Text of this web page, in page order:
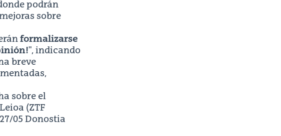
podrán
sobre
formalizarse
", indicando
breve
sobre el
(ZTF
05 Donostia